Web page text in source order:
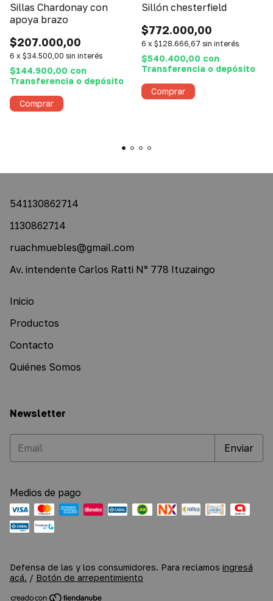
Sillas Chardonay con
apoya brazo
$207.000,00
6 x $34.500,00 sin interés
$144.900,00 con
Transferencia o depósito
Comprar
Sillón chesterfield
$772.000,00
6 x $128.666,67 sin interés
$540.400,00 con
Transferencia o depósito
Comprar
541130862714
1130862714
ruachmuebles@gmail.com
Av. intendente Carlos Ratti N° 778 Ituzaingo
Inicio
Productos
Contacto
Quiénes Somos
Newsletter
Medios de pago
Defensa de las y los consumidores. Para reclamos ingresá
acá. / Botón de arrepentimiento